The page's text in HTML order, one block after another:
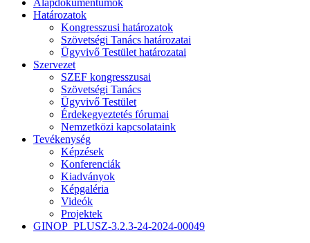
Alapdokumentumok
Határozatok
Kongresszusi határozatok
Szövetségi Tanács határozatai
Ügyvivő Testület határozatai
Szervezet
SZEF kongresszusai
Szövetségi Tanács
Ügyvivő Testület
Érdekegyeztetés fórumai
Nemzetközi kapcsolataink
Tevékenység
Képzések
Konferenciák
Kiadványok
Képgaléria
Videók
Projektek
GINOP_PLUSZ-3.2.3-24-2024-00049